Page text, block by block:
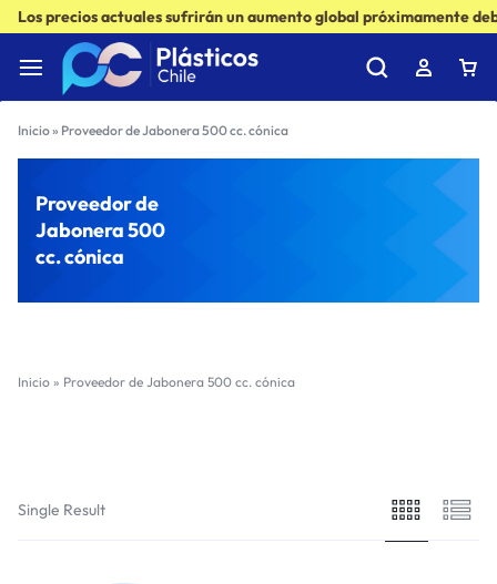
Los precios actuales sufrirán un aumento global próximamente
Inicio» Proveedor de Jabonera 500 cc. cónica
Proveedor de
Jabonera 500
cc. cónica
Inicio » Proveedor de Jabonera 500 cc. cónica
Single Result